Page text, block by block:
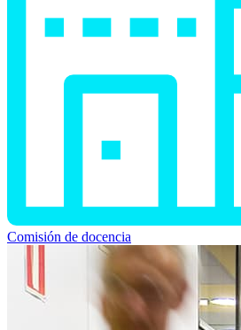
Comisión de docencia